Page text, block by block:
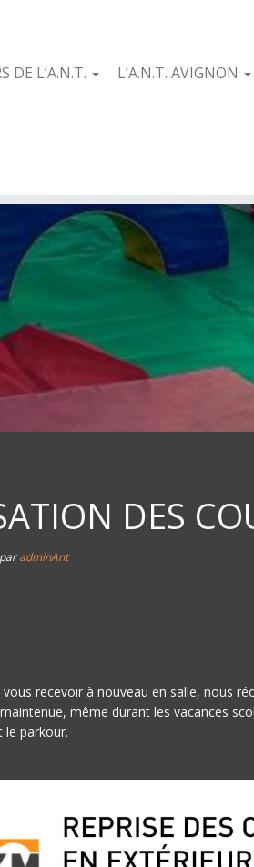
DE L’A.N.T. L’A.N.T. AVIGNON
DES
paradminAnt
recevoir à nouveau en salle, nous
même durant les vacances
le parkour.